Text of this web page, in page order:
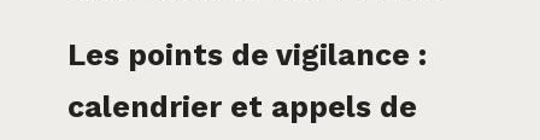
Les points de vigilance :
calendrier et appels de